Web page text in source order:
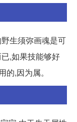
生须弥画魂是可
,如果技能够好
,因为属。